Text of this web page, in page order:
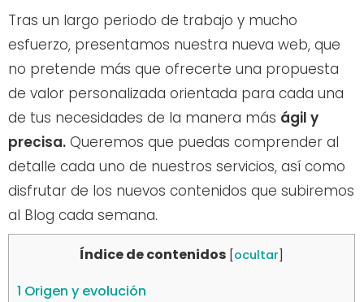
Tras un largo periodo de trabajo y mucho
esfuerzo, presentamos nuestra nueva web, que
no pretende más que ofrecerte una propuesta
de valor personalizada orientada para cada una
de tus necesidades de la manera más ágil y
precisa. Queremos que puedas comprender al
detalle cada uno de nuestros servicios, así como
disfrutar de los nuevos contenidos que subiremos
al Blog cada semana.
Índice de contenidos [ocultar
1 Origen y evolución